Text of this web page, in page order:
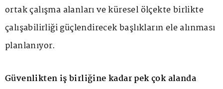
ortak çalışma alanları ve küresel ölçekte birlikte
çalışabilirliği güçlendirecek başlıkların ele alınması
planlanıyor.
Güvenlikten iş birliğine kadar pek çok alanda